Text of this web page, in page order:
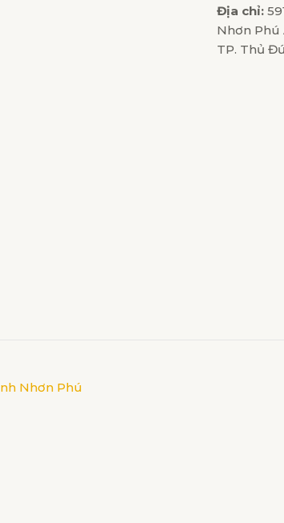
Địa chỉ:
Nhơn Phú
TP. Thủ
Nhơn Phú